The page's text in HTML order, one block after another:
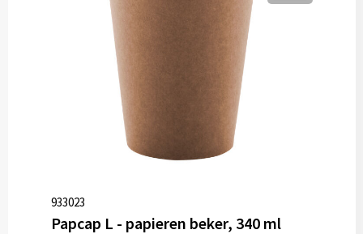
Warme en Koude dranken
933023
Papcap L - papieren beker, 340 ml